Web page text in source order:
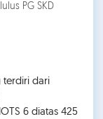
PG SKD
terdiri dari
6 diatas 425